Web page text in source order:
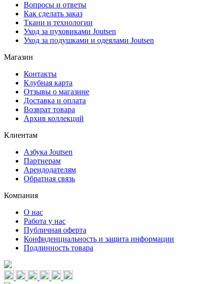
Вопросы и ответы
Как сделать заказ
Ткани и технологии
Уход за пуховиками Joutsen
Уход за подушками и одеялами Joutsen
Магазин
Контакты
Клубная карта
Отзывы о магазине
Доставка и оплата
Возврат товара
Архив коллекций
Клиентам
Азбука Joutsen
Партнерам
Арендодателям
Обратная связь
Компания
О нас
Работа у нас
Публичная оферта
Конфиденциальность и защита информации
Подлинность товара